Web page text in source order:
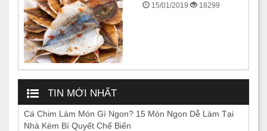
15/01/2019 18299
TIN MỚI NHẤT
Cá Chim Làm Món Gì Ngon? 15 Món Ngon Dễ Làm Tại
Nhà Kèm Bí Quyết Chế Biến